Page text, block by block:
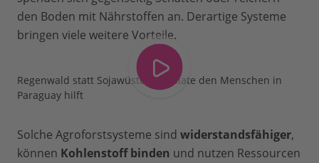
den Boden mit Nährstoffen an. Derartige Systeme
bringen viele weitere Vorteile.
Regenwald statt Sojawüste: Wie Mate den Menschen in
Paraguay hilft
Solche Agroforstsysteme sind widerstandsfähiger,
können Kohlenstoff binden und nutzen Ressourcen